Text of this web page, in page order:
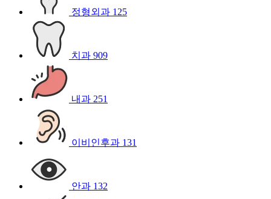
정형외과 125
치과 909
내과 251
이비인후과 131
안과 132